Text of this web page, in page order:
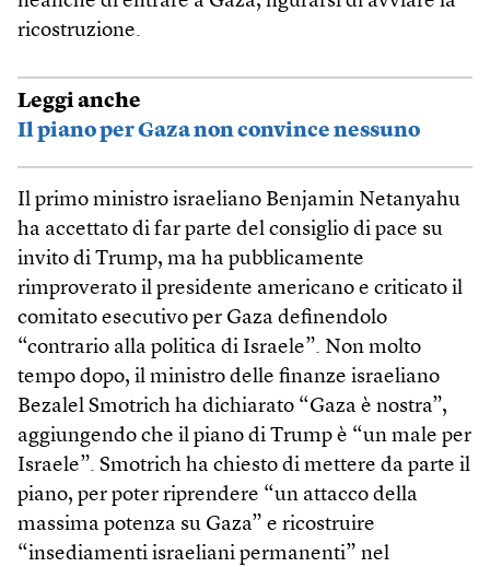
ricostruzione.
Leggi anche
Il piano per Gaza non convince nessuno
Il primo ministro israeliano Benjamin Netanyahu
ha accettato di far parte del consiglio di pace su
invito di Trump, ma ha pubblicamente
rimproverato il presidente americano e criticato il
comitato esecutivo per Gaza definendolo
“contrario alla politica di Israele”. Non molto
tempo dopo, il ministro delle finanze israeliano
Bezalel Smotrich ha dichiarato “Gaza è nostra”,
aggiungendo che il piano di Trump è “un male per
Israele”. Smotrich ha chiesto di mettere da parte il
piano, per poter riprendere “un attacco della
massima potenza su Gaza” e ricostruire
“insediamenti israeliani permanenti” nel